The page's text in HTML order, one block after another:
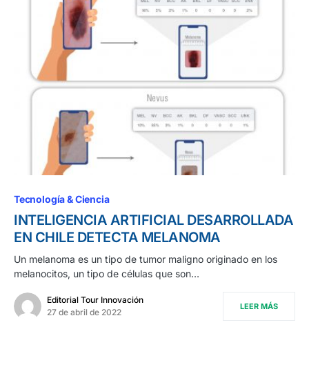
Tecnología & Ciencia
INTELIGENCIA ARTIFICIAL DESARROLLADA
EN CHILE DETECTA MELANOMA
Un melanoma es un tipo de tumor maligno originado en los
melanocitos, un tipo de células que son…
Editorial Tour Innovación
27 de abril de 2022
LEER MÁS